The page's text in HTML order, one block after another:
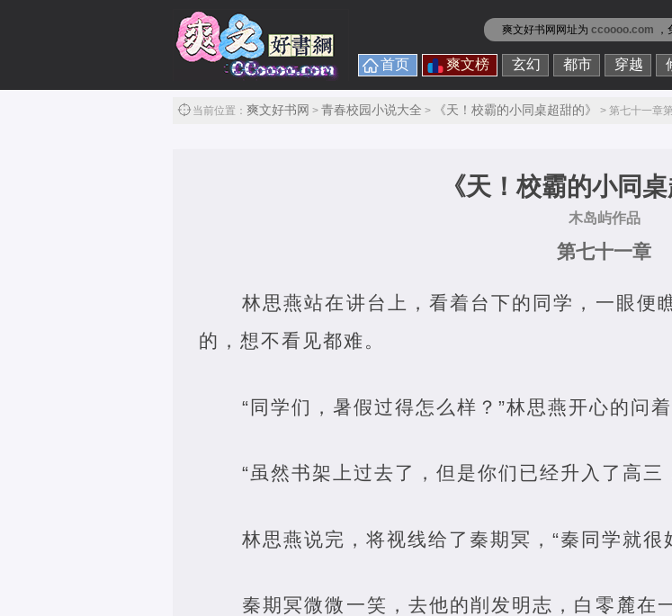
爽文好书网网址为 ccoooo.com
首页 爽文榜 玄幻 都市 穿越
当前位置： 爽文好书网 > 青春校园小说大全 > 《天！校霸的小同桌超甜的》 > 第七十一章
《天！校霸的小同桌
木岛屿作品
第七十一章
林思燕站在讲台上，看着台下的同学，一眼便
的，想不看见都难。
“同学们，暑假过得怎么样？”林思燕开心的问
“虽然书架上过去了，但是你们已经升入了高三
林思燕说完，将视线给了秦期冥，“秦同学就很
秦期冥微微一笑，去他的削发明志，白零麓在